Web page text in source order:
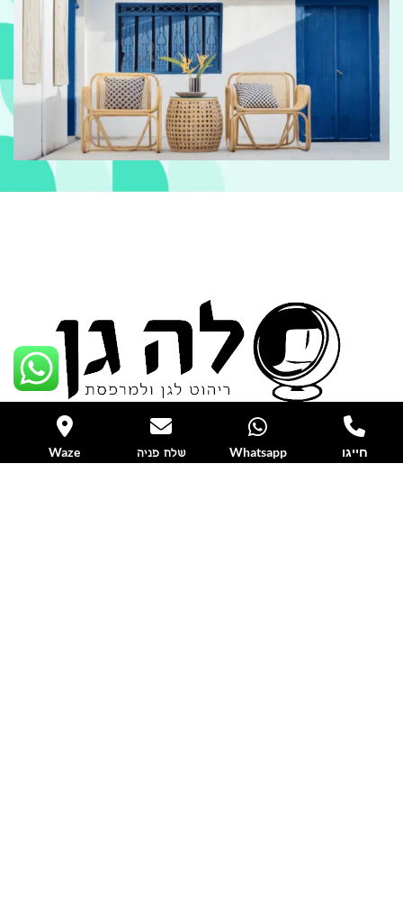
חייגו Whatsapp שלח פניה Waze